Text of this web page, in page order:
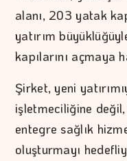
alanı, 203 yatak
yatırım
kapılarını açmaya
Şirket, yeni
işletmeciliğine
entegre sağlık
oluşturmayı